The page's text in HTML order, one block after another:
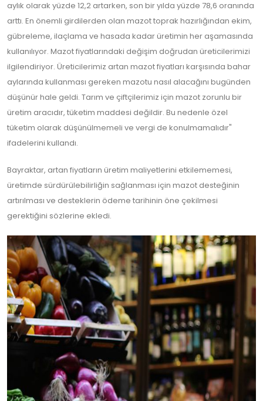
aylık olarak yüzde 12,2 artarken, son bir yılda yüzde 78,6 oranında
arttı. En önemli girdilerden olan mazot toprak hazırlığından ekim,
gübreleme, ilaçlama ve hasada kadar üretimin her aşamasında
kullanılıyor. Mazot fiyatlarındaki değişim doğrudan üreticilerimizi
ilgilendiriyor. Üreticilerimiz artan mazot fiyatları karşısında bahar
aylarında kullanması gereken mazotu nasıl alacağını bugünden
düşünür hale geldi. Tarım ve çiftçilerimiz için mazot zorunlu bir
üretim aracıdır, tüketim maddesi değildir. Bu nedenle özel
tüketim olarak düşünülmemeli ve vergi de konulmamalıdır"
ifadelerini kullandı.
Bayraktar, artan fiyatların üretim maliyetlerini etkilememesi,
üretimde sürdürülebilirliğin sağlanması için mazot desteğinin
artırılması ve desteklerin ödeme tarihinin öne çekilmesi
gerektiğini sözlerine ekledi.